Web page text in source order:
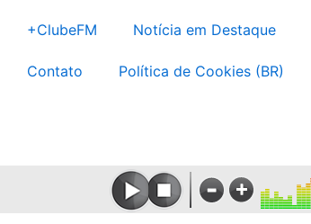
para
conteúdo
+ClubeFM Notícia em Destaque
Contato Política de Cookies (BR)